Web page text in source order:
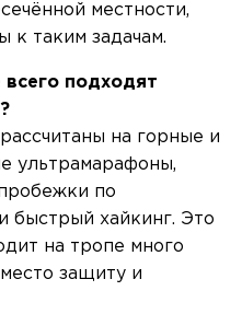
местности,
к таким задачам.
всего подходят
на горные и
ультрамарафоны,
по
быстрый хайкинг. Это
на тропе много
защиту и